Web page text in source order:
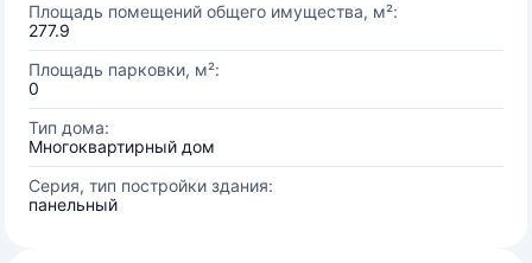
Площадь помещений общего имущества, м²:
277.9
Площадь парковки, м²:
0
Тип дома:
Многоквартирный дом
Серия, тип постройки здания:
панельный